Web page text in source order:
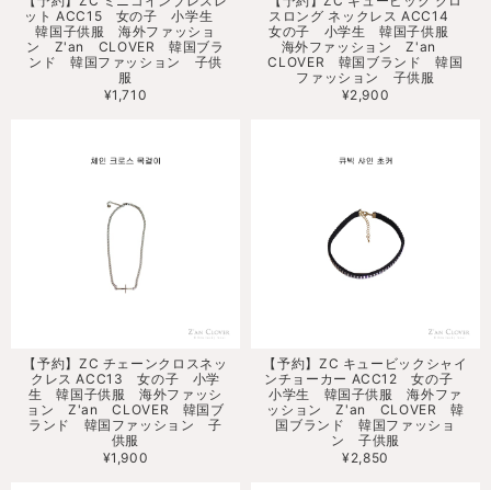
ット ACC15 女の子 小学生
韓国子供服 海外ファッショ
ン Z'an CLOVER 韓国ブラ
ンド 韓国ファッション 子供
服
¥1,710
スロング ネックレス ACC14
女の子 小学生 韓国子供服
海外ファッション Z'an
CLOVER 韓国ブランド 韓国
ファッション 子供服
¥2,900
【予約】ZC チェーンクロスネッ
クレス ACC13 女の子 小学
生 韓国子供服 海外ファッシ
ョン Z'an CLOVER 韓国ブ
ランド 韓国ファッション 子
供服
¥1,900
【予約】ZC キュービックシャイ
ンチョーカー ACC12 女の子
小学生 韓国子供服 海外ファ
ッション Z'an CLOVER 韓
国ブランド 韓国ファッショ
ン 子供服
¥2,850